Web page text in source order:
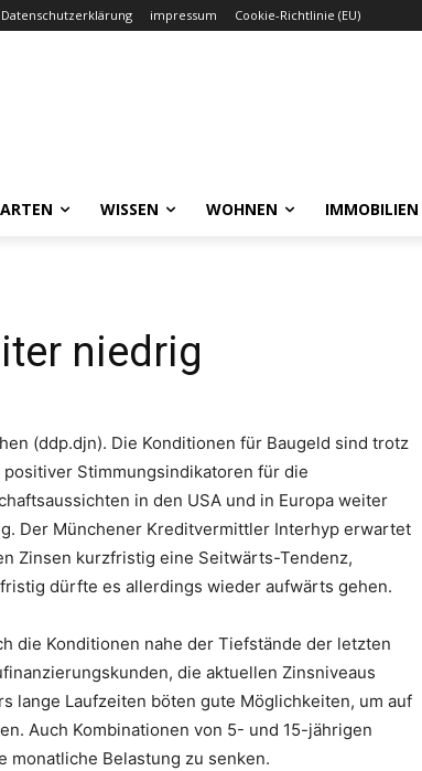
Datenschutzerklärung impressum Cookie-Richtlinie (EU)
WISSEN WOHNEN IMMOBILIEN
niedrig
(ddp.djn). Die Konditionen für Baugeld sind trotz
Stimmungsindikatoren für die
in den USA und in Europa weiter
Der Münchener Kreditvermittler Interhyp erwartet
Zinsen kurzfristig eine Seitwärts-Tendenz,
dürfte es allerdings wieder aufwärts gehen.
die Konditionen nahe der Tiefstände der letzten
die aktuellen Zinsniveaus
lange Laufzeiten böten gute Möglichkeiten, um auf
Auch Kombinationen von 5- und 15-jährigen
monatliche Belastung zu senken.